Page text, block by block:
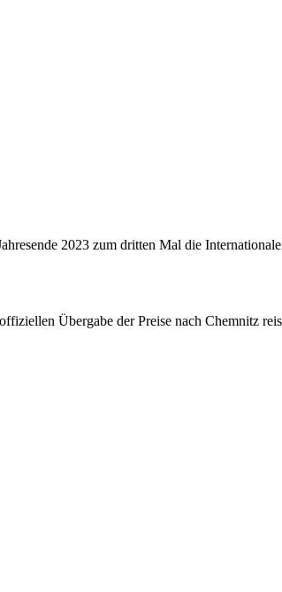
2023 zum dritten Mal die
Übergabe der Preise nach Chemnitz